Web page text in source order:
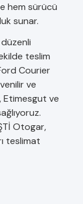
hem sürücü
sunar.
teslim
Courier
ve
Etimesgut ve
Otogar,
teslimat